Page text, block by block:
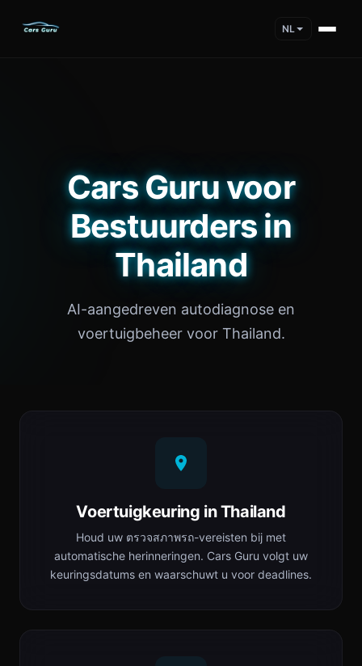
NL
Cars Guru voor
Bestuurders in
Thailand
AI-aangedreven autodiagnose en
voertuigbeheer voor Thailand.
Voertuigkeuring in Thailand
Houd uw ตรวจสภาพรถ-vereisten bij met
automatische herinneringen. Cars Guru volgt uw
keuringsdatums en waarschuwt u voor deadlines.